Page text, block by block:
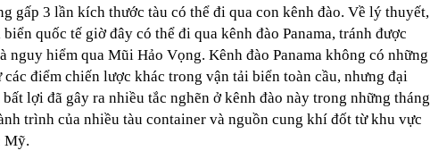
gấp 3 lần kích thước tàu có thể đi qua con kênh đào. Về lý thuyết,
quốc tế giờ đây có thể đi qua kênh đào Panama, tránh được
nguy hiểm qua Mũi Hảo Vọng. Kênh đào Panama không có những
điểm chiến lược khác trong vận tải biển toàn cầu, nhưng đại
lợi đã gây ra nhiều tắc nghẽn ở kênh đào này trong những tháng
trình của nhiều tàu container và nguồn cung khí đốt từ khu vực
Mỹ.